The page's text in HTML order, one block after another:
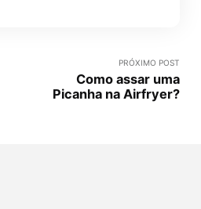
PRÓXIMO POST
Como assar uma
Picanha na Airfryer?